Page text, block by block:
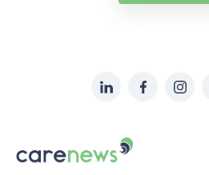
sur:
LinkedInFacebook
Carenews,
Le